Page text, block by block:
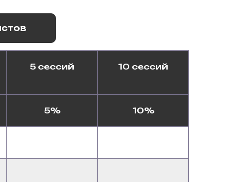
5 сессий 10 сессий
5% 10%